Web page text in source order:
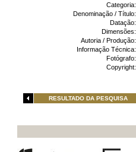
Categoria:
Denominação / Título:
Datação:
Dimensões:
Autoria / Produção:
Informação Técnica:
Fotógrafo:
Copyright:
RESULTADO DA PESQUISA